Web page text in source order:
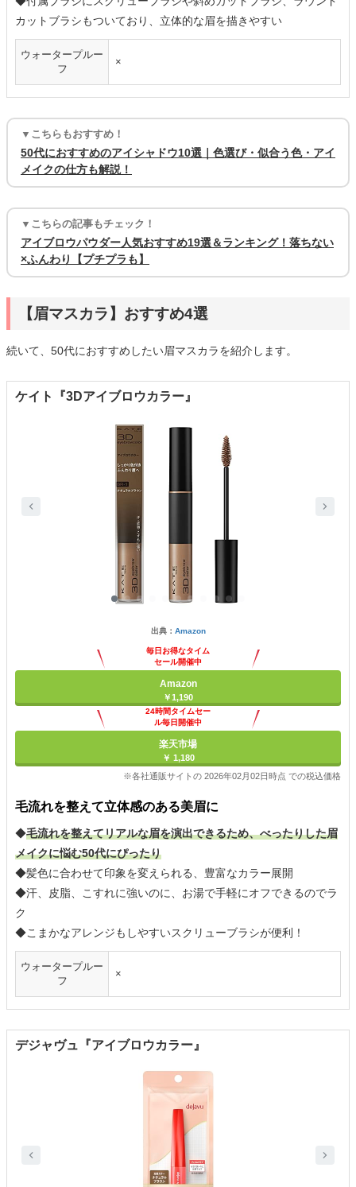
カットブラシもついており、立体的な眉を描きやすい
ウォータープルー
フ
×
▼こちらもおすすめ！
50代におすすめのアイシャドウ10選｜色選び・似合う色・アイ
メイクの仕方も解説！
▼こちらの記事もチェック！
アイブロウパウダー人気おすすめ19選＆ランキング！落ちない
×ふんわり【プチプラも】
【眉マスカラ】おすすめ4選
続いて、50代におすすめしたい眉マスカラを紹介します。
ケイト『3Dアイブロウカラー』
出典： Amazon
毎日お得なタイム
セール開催中
Amazon
￥1,190
24時間タイムセー
ル毎日開催中
楽天市場
￥ 1,180
※各社通販サイトの 2026年02月02日時点 での税込価格
毛流れを整えて立体感のある美眉に
◆毛流れを整えてリアルな眉を演出できるため、べったりした眉
メイクに悩む50代にぴったり
◆髪色に合わせて印象を変えられる、豊富なカラー展開
◆汗、皮脂、こすれに強いのに、お湯で手軽にオフできるのでラ
ク
◆こまかなアレンジもしやすいスクリューブラシが便利！
ウォータープルー
フ
×
デジャヴュ『アイブロウカラー』